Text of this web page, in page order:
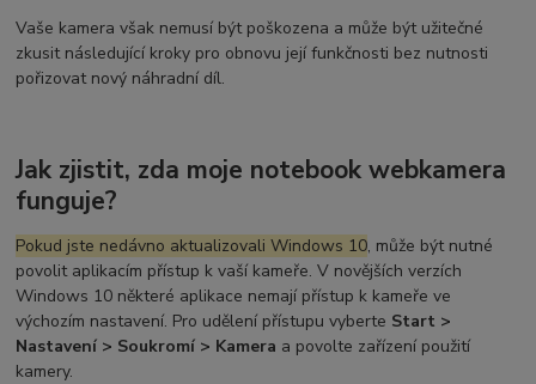
Vaše kamera však nemusí být poškozena a může být užitečné
zkusit následující kroky pro obnovu její funkčnosti bez nutnosti
pořizovat nový náhradní díl.
Jak zjistit, zda moje notebook webkamera
funguje?
Pokud jste nedávno aktualizovali Windows 10, může být nutné
povolit aplikacím přístup k vaší kameře. V novějších verzích
Windows 10 některé aplikace nemají přístup k kameře ve
výchozím nastavení. Pro udělení přístupu vyberte Start >
Nastavení > Soukromí > Kamera a povolte zařízení použití
kamery.